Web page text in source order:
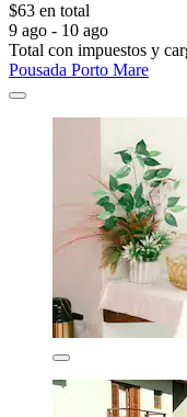
$63 en total
9 ago - 10 ago
Total con impuestos y
Pousada Porto Mare